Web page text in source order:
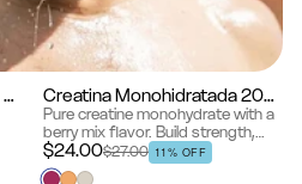
TheGrefg x Gudsport Tiras Nasales Nuevo Berry Mix Creatina Monohidratada 200g
Pure creatine monohydrate with a
berry mix flavor. Build strength,
power and faster recovery, day
after day.
$24.00$27.00 11% OFF